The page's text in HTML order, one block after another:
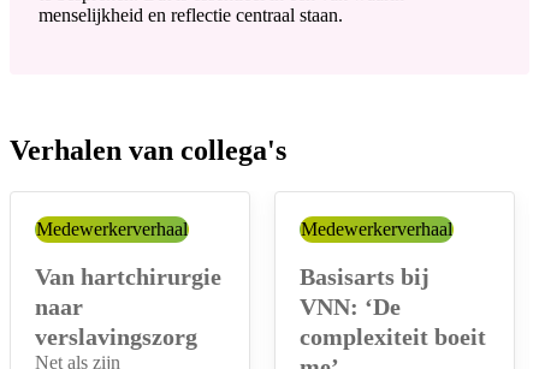
menselijkheid en reflectie centraal staan.
Verhalen van collega's
Van hartchirurgie
naar
verslavingszorg
Categorie:
Medewerkerverhaal
Net als zijn
Basisarts bij
VNN: ‘De
complexiteit boeit
Categorie:
Medewerkerverhaal